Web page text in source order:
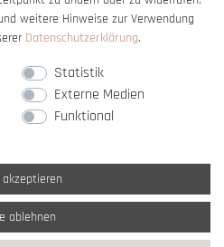
gesetzl. MwSt. undzzgl. Versandkosten
weitere Hinweise zur Verwendung
Daten­schutz­erklärung.
Statistik
Externe Medien
Funktional
akzeptieren
ablehnen